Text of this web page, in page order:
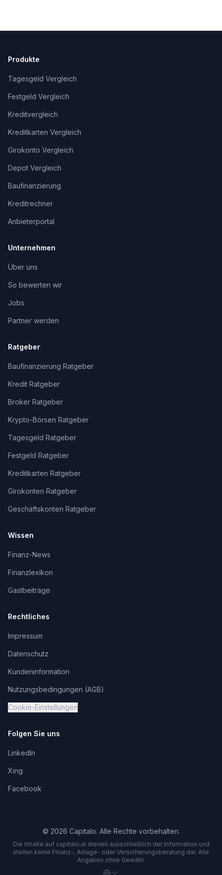
Produkte
Tagesgeld Vergleich
Festgeld Vergleich
Kreditvergleich
Kreditkarten Vergleich
Girokonto Vergleich
Depot Vergleich
Baufinanzierung
Kreditrechner
Anbieterportal
Unternehmen
Über uns
So bewerten wir
Jobs
Partner werden
Ratgeber
Baufinanzierung Ratgeber
Kredit Ratgeber
Broker Ratgeber
Krypto-Börsen Ratgeber
Tagesgeld Ratgeber
Festgeld Ratgeber
Kreditkarten Ratgeber
Girokonten Ratgeber
Geschäftskonten Ratgeber
Wissen
Finanz-News
Finanzlexikon
Gastbeiträge
Rechtliches
Impressum
Datenschutz
Kundeninformation
Nutzungsbedingungen (AGB)
Cookie-Einstellungen
Folgen Sie uns
LinkedIn
Xing
Facebook
© 2026 Capitalo. Alle Rechte vorbehalten.
Die Inhalte auf capitalo.atdienen ausschließlich der Information und
stellen keine Finanz-, Anlage- oder Versicherungsberatung dar. Alle
Angaben ohne Gewähr.